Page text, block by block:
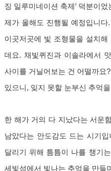
징 일루미네이션 축제’ 덕분이
제가 올해도 진행될 예정입니
이곳저곳에 빛 조형물을 설치
데요. 채빛퀴진과 이솔라에서
사이를 거닐어보는 건 어떨까요
있으니, 잊지 못할 눈부신 추억
한 해가 거의 다 지났다는 서운
남았다는 안도감도 드는 시기
달리기 위해 틈틈이 나를 챙기
세빛섬에서 빛나는 추억을 만들